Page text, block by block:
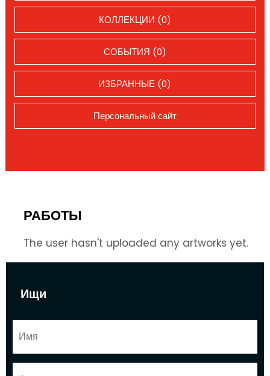
Ищи
КОЛЛЕКЦИИ (0)
СОБЫТИЯ (0)
ИЗБРАННЫЕ (0)
Персональный сайт
РАБОТЫ
The user hasn't uploaded any artworks yet.